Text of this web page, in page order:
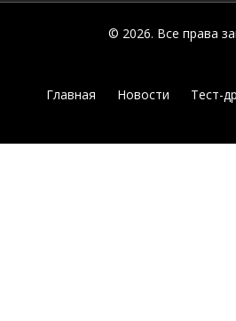
© 2026. Все права
Главная Новости Тест-